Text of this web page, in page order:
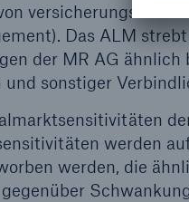
Das ALM
der MR AG
und sonstiger
werden
werden, die